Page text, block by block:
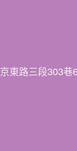
東路三段303巷